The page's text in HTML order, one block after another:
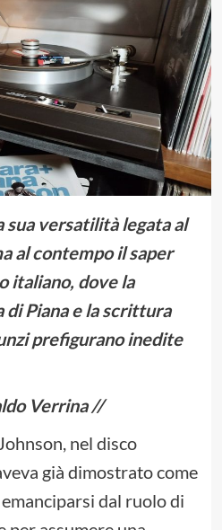
sua versatilità legata al
al contempo il saper
italiano, dove la
Piana e la scrittura
prefigurano inedite
Verrina //
nel disco
già dimostrato come
dal ruolo di